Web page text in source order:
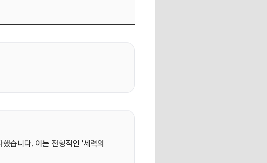
습니다. 이는 전형적인 '세력의